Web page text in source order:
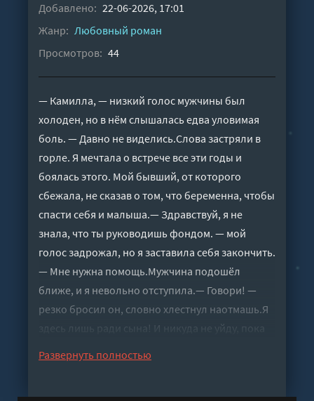
Добавлено: 22-06-2026, 17:01
Жанр: Любовный роман
Просмотров: 44
— Камилла, — низкий голос мужчины был
холоден, но в нём слышалась едва уловимая
боль. — Давно не виделись.Слова застряли в
горле. Я мечтала о встрече все эти годы и
боялась этого. Мой бывший, от которого
сбежала, не сказав о том, что беременна, чтобы
спасти себя и малыша.— Здравствуй, я не
знала, что ты руководишь фондом. — мой
голос задрожал, но я заставила себя закончить.
— Мне нужна помощь.Мужчина подошёл
ближе, и я невольно отступила.— Говори! —
резко бросил он, словно хлестнул наотмашь.Я
здесь лишь ради сына! И никуда не уйду, пока
Развернуть полностью